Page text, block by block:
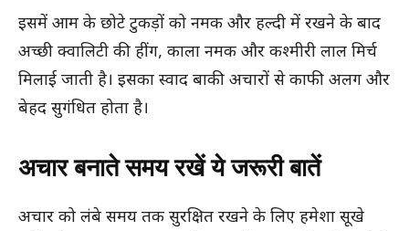
इसमें आम के छोटे टुकड़ों को नमक और हल्दी में रखने के बाद
अच्छी क्वालिटी की हींग, काला नमक और कश्मीरी लाल मिर्च
मिलाई जाती है। इसका स्वाद बाकी अचारों से काफी अलग और
बेहद सुगंधित होता है।
अचार बनाते समय रखें ये जरूरी बातें
अचार को लंबे समय तक सुरक्षित रखने के लिए हमेशा सूखे